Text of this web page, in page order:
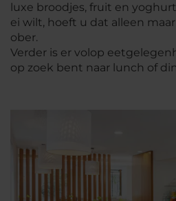
luxe broodjes, fruit en
ei wilt, hoeft u dat alleen
ober.
Verder is er volop
op zoek bent naar lunch of